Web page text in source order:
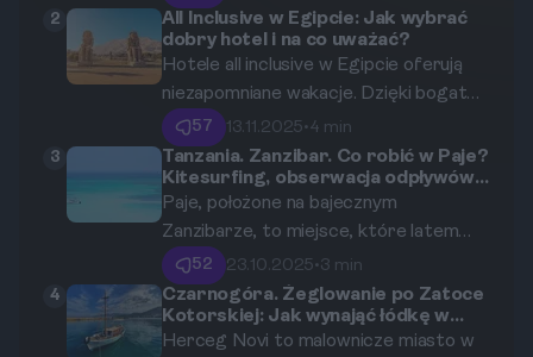
najlepsze resorty w Ao Nang i na Railay,
idealne dla osób ceniących relaks i
wygodę. Dowiedz się, co oferują
hotele, oraz jakie atrakcje czekają na
Ciebie w tej bajecznej części Tajlandii.
2
All Inclusive w Egipcie: Jak wybrać
dobry hotel i na co uważać?
Hotele all inclusive w Egipcie oferują
niezapomniane wakacje. Dzięki bogatej
ofercie, pięknym plażom i słońcu przez
cały rok, łatwo się w nich zakochać. Ale
jak nie zgubić się w gąszczu ofert? W
tym artykule znajdziesz szczegółowe
informacje na temat pięciu
sprawdzonych hoteli oraz praktyczne
porady dotyczące wyboru idealnego
miejsca na odpoczynek.
57 13.11.2025•4 min
3
Tanzania. Zanzibar. Co robić w Paje?
Kitesurfing, obserwacja odpływów i
wizyta w Jozani Forest
Paje, położone na bajecznym
Zanzibarze, to miejsce, które latem
przyciąga rzesze turystów. Co więcej,
zima to doskonały czas, aby odwiedzić
to miejsce! Ten przewodnik
przedstawia najciekawsze atrakcje,
52 23.10.2025•3 min
4
Czarnogóra. Żeglowanie po Zatoce
Kotorskiej: Jak wynająć łódkę w
Herceg Novi?
Herceg Novi to malownicze miasto w